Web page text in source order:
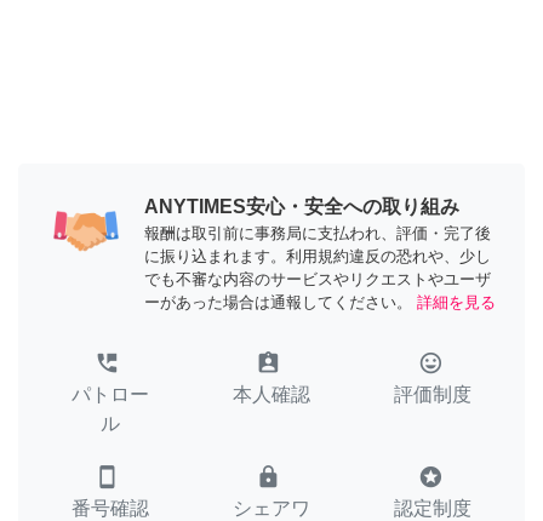
ANYTIMES安心・安全への取り組み
報酬は取引前に事務局に支払われ、評価・完了後
に振り込まれます。利用規約違反の恐れや、少し
でも不審な内容のサービスやリクエストやユーザ
ーがあった場合は通報してください。
詳細を見る
perm_phone_msg
パトロー
ル
assignment_ind
本人確認
tag_faces
評価制度
smartphone
番号確認
lock
シェアワ
stars
認定制度